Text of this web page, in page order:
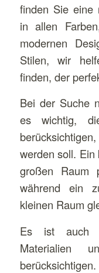
finden Sie eine
in allen
modernen
Stilen, wir
finden, der
Bei der Suche
es wichtig,
werden soll. Ein
großen Raum
während ein
kleinen Raum
Es ist auch
Materialien